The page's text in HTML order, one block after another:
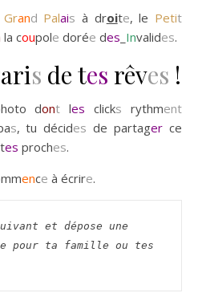
Grand Palais à droite, le Petit
la coupole dorée des Invalides.
s de tes rêves !
dont les clicks rythment
s, tu décides de partager ce
es proches.
ence à écrire.
et dépose une
pour ta famille ou tes